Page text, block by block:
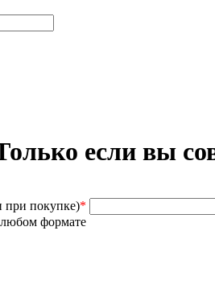
если вы
при покупке)*
формате